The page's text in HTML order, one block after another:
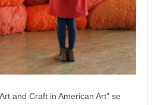
and Craft in American Art” se